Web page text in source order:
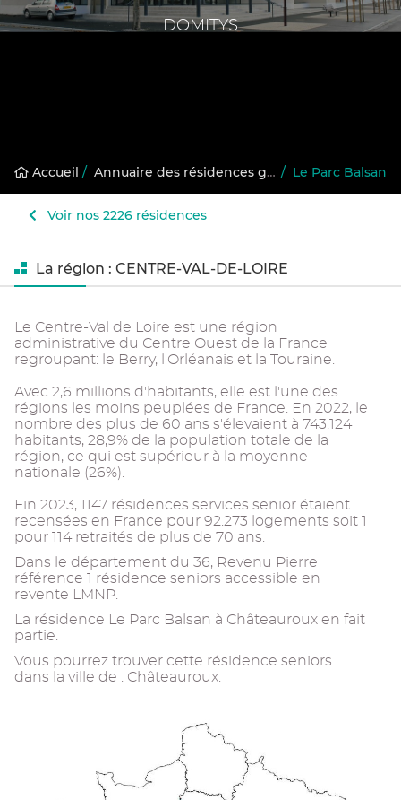
DOMITYS
Accueil / Annuaire des résidences gérées / Le Parc Balsan
Voir nos 2226 résidences
La région : CENTRE-VAL-DE-LOIRE
Le Centre-Val de Loire est une région
administrative du Centre Ouest de la France
regroupant: le Berry, l'Orléanais et la Touraine.
Avec 2,6 millions d'habitants, elle est l'une des
régions les moins peuplées de France. En 2022, le
nombre des plus de 60 ans s'élevaient à 743.124
habitants, 28,9% de la population totale de la
région, ce qui est supérieur à la moyenne
nationale (26%).
Fin 2023, 1147 résidences services senior étaient
recensées en France pour 92.273 logements soit 1
pour 114 retraités de plus de 70 ans.
Dans le département du 36, Revenu Pierre
référence 1 résidence seniors accessible en
revente LMNP.
La résidence Le Parc Balsan à Châteauroux en fait
partie.
Vous pourrez trouver cette résidence seniors
dans la ville de : Châteauroux.